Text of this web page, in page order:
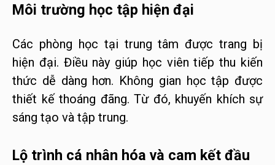
Môi trường học tập hiện đại
Các phòng học tại trung tâm được trang bị
hiện đại. Điều này giúp học viên tiếp thu kiến
thức dễ dàng hơn. Không gian học tập được
thiết kế thoáng đãng. Từ đó, khuyến khích sự
sáng tạo và tập trung.
Lộ trình cá nhân hóa và cam kết đầu